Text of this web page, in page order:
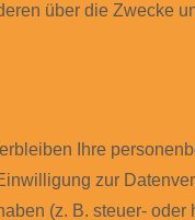
über die Zwecke
Ihre
zur
(z. B. steuer-